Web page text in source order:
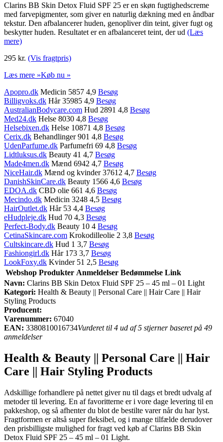
Clarins BB Skin Detox Fluid SPF 25 er en skøn fugtighedscreme
med farvepigmenter, som giver en naturlig dækning med en åndbar
tekstur. Den afbalancerer huden, genopliver din teint, giver fugt og
beskytter huden. Resultatet er en afbalanceret teint, der ud (Læs
mere)
295 kr. (Vis fragtpris)
Læs mere »Køb nu »
Apopro.dk Medicin 5857 4,9 Besøg
Billigvoks.dk Hår 35985 4,9 Besøg
AustralianBodycare.com Hud 2891 4,8 Besøg
Med24.dk Helse 8030 4,8 Besøg
Helsebixen.dk Helse 10871 4,8 Besøg
Cerix.dk Behandlinger 901 4,8 Besøg
UdenParfume.dk Parfumefri 69 4,8 Besøg
Lidtluksus.dk Beauty 41 4,7 Besøg
Made4men.dk Mænd 6942 4,7 Besøg
NiceHair.dk Mænd og kvinder 37612 4,7 Besøg
DanishSkinCare.dk Beauty 1566 4,6 Besøg
EDOA.dk CBD olie 661 4,6 Besøg
Mecindo.dk Medicin 3248 4,5 Besøg
HairOutlet.dk Hår 53 4,4 Besøg
eHudpleje.dk Hud 70 4,3 Besøg
Perfect-Body.dk Beauty 10 4 Besøg
CetinaSkincare.com Krokodilleolie 2 3,8 Besøg
Cultskincare.dk Hud 1 3,7 Besøg
Fashiongirl.dk Hår 173 3,7 Besøg
LookFoxy.dk Kvinder 51 2,5 Besøg
Webshop Produkter Anmeldelser Bedømmelse Link
Navn: Clarins BB Skin Detox Fluid SPF 25 – 45 ml – 01 Light
Kategori: Health & Beauty || Personal Care || Hair Care || Hair
Styling Products
Producent:
Varenummer: 67040
EAN: 3380810016734Vurderet til 4 ud af 5 stjerner baseret på 49
anmeldelser
Health & Beauty || Personal Care || Hair
Care || Hair Styling Products
Adskillige forhandlere på nettet giver nu til dags et bredt udvalg af
metoder til levering. En af favoritterne er i vore dage levering til en
pakkeshop, og så afhenter du blot de bestilte varer når du har lyst.
Fragtformen er altså super fleksibel, og i mange tilfælde derudover
den prisbilligste mulighed for fragt ved køb af Clarins BB Skin
Detox Fluid SPF 25 – 45 ml – 01 Light.